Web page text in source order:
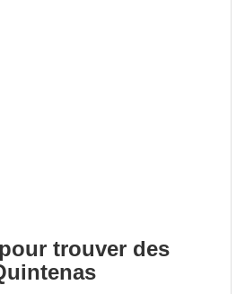
trouver des